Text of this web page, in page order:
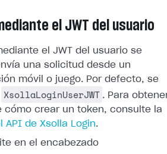
el JWT del usuario
el JWT del usuario se
una solicitud desde un
móvil o juego. Por defecto, se
XsollaLoginUserJWT . Para
cómo crear un token, consulte la
de Xsolla Login.
en el encabezado